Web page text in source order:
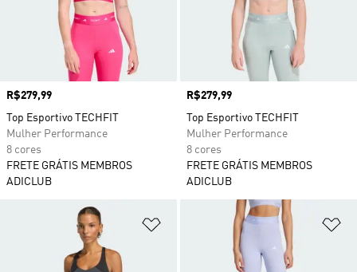
Preço
R$279,99
Top Esportivo TECHFIT
Mulher Performance
8 cores
FRETE GRÁTIS MEMBROS
ADICLUB
Preço
R$279,99
Top Esportivo TECHFIT
Mulher Performance
8 cores
FRETE GRÁTIS MEMBROS
ADICLUB
Adicionar à Lista de Desejos